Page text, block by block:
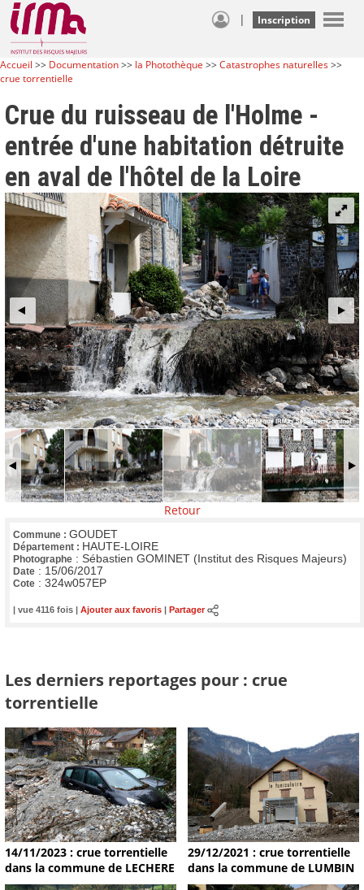
| Inscription
Accueil >> Documentation>> la Photothèque >>Catastrophes naturelles>>
crue torrentielle
Crue du ruisseau de l'Holme -
entrée d'une habitation détruite
en aval de l'hôtel de la Loire
Retour
Commune : GOUDET
Département : HAUTE-LOIRE
Photographe : Sébastien GOMINET (Institut des Risques Majeurs)
Date : 15/06/2017
Cote : 324w057EP
| vue 4116 fois | Ajouter aux favoris Partager
Les derniers reportages pour : crue
torrentielle
14/11/2023 : crue torrentielle
dans la commune de LECHERE
29/12/2021 : crue torrentielle
dans la commune de LUMBIN